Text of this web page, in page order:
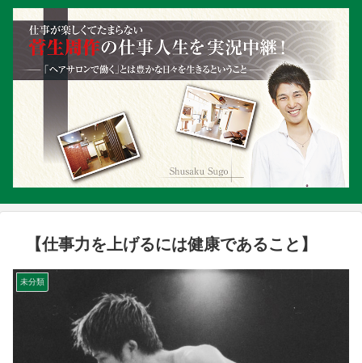
【仕事力を上げるには健康であること】
未分類